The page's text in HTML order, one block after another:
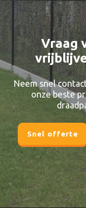
Vraag
Neem snel
onze beste
Snel offerte